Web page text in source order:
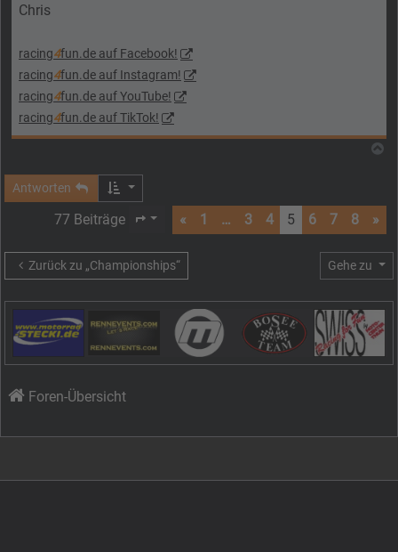
Chris
racing4fun.de auf Facebook!
racing4fun.de auf Instagram!
racing4fun.de auf YouTube!
racing4fun.de auf TikTok!
Antworten
77 Beiträge Seite von
« 1 … 3 4 5 6 7 8 »
Zurück zu „Championships“ Gehe zu
Foren-Übersicht